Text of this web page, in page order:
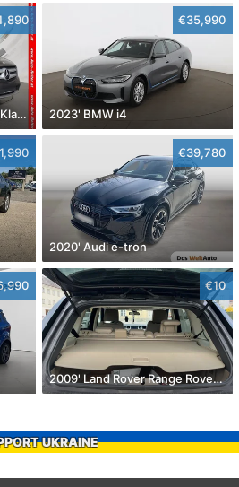
2017' Mercedes-Benz Gla-Klasse
€35,990
2023' BMW i4
€39,780
2020' Audi e-tron
€10
2009' Land Rover Range Rover Sport
UKRAINE